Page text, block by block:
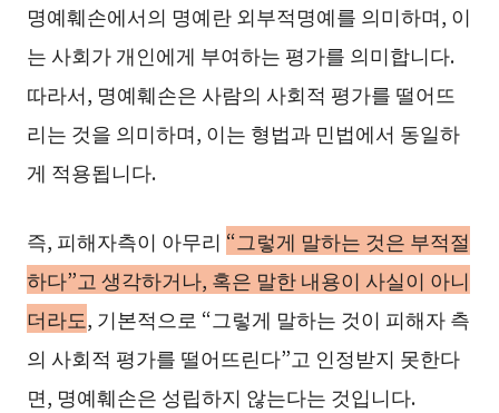
명예훼손에서의 명예란 외부적명예를 의미하며, 이
는 사회가 개인에게 부여하는 평가를 의미합니다.
따라서, 명예훼손은 사람의 사회적 평가를 떨어뜨
리는 것을 의미하며, 이는 형법과 민법에서 동일하
게 적용됩니다.
즉, 피해자측이 아무리 “그렇게 말하는 것은 부적절
하다”고 생각하거나, 혹은 말한 내용이 사실이 아니
더라도, 기본적으로 “그렇게 말하는 것이 피해자 측
의 사회적 평가를 떨어뜨린다”고 인정받지 못한다
면, 명예훼손은 성립하지 않는다는 것입니다.